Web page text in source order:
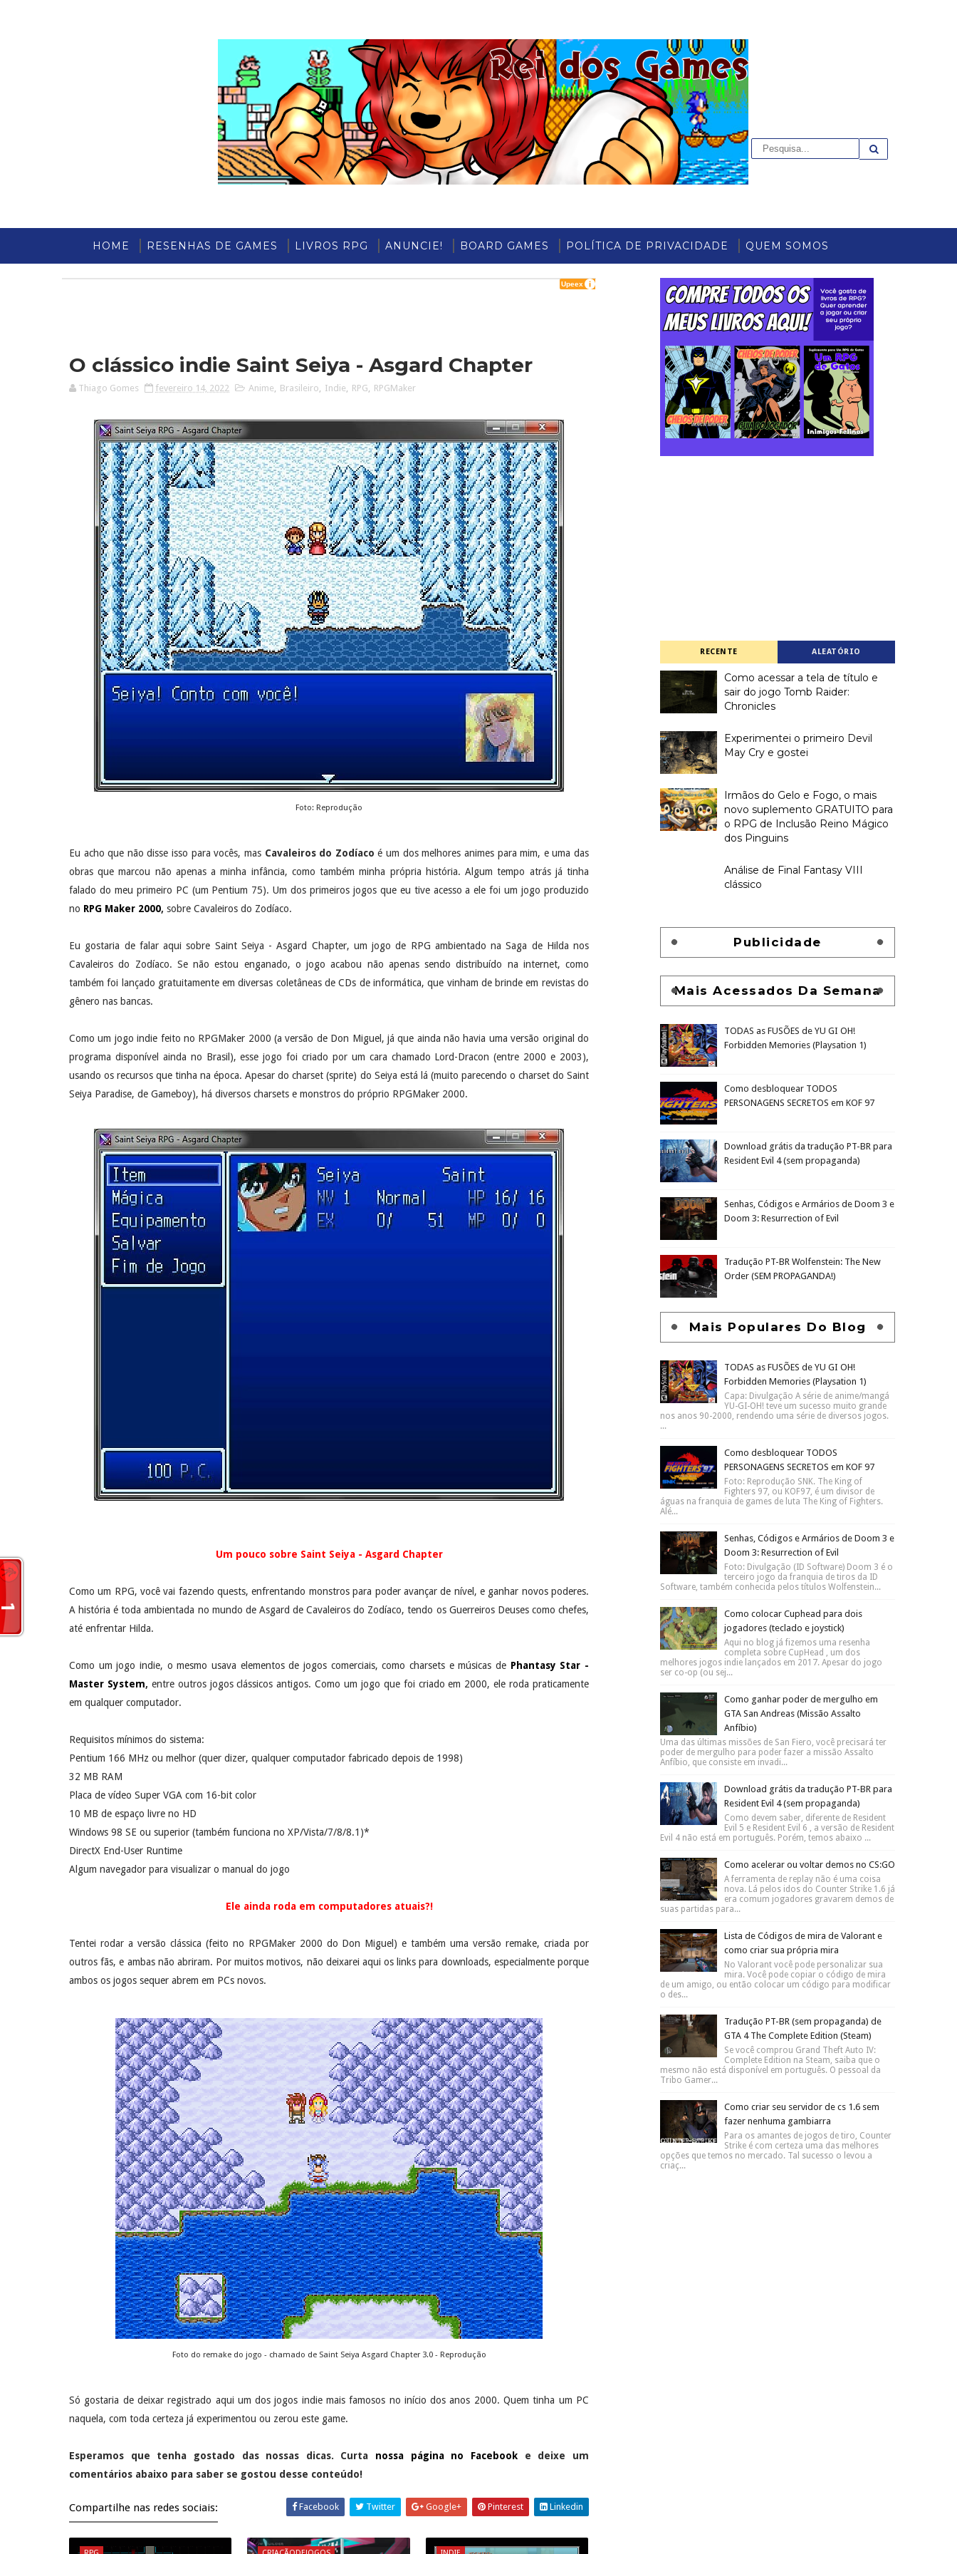
HOME RESENHAS DE GAMES LIVROS RPG ANUNCIE! BOARD GAMES POLÍTICA DE PRIVACIDADE QUEM SOMOS
O clássico indie Saint Seiya - Asgard Chapter
Thiago Gomes fevereiro 14, 2022 Anime Brasileiro Indie RPG RPGMaker
Foto: Reprodução
Eu acho que não disse isso para vocês, mas Cavaleiros do Zodíacoé um dos melhores animes para mim, e uma das
obras que marcou não apenas a minha infância, como também minha própria história. Algum tempo atrás já tinha
falado do meu primeiro PC (um Pentium 75). Um dos primeiros jogos que eu tive acesso a ele foi um jogo produzido
no RPG Maker 2000, sobre Cavaleiros do Zodíaco.
Eu gostaria de falar aqui sobre Saint Seiya - Asgard Chapter, um jogo de RPG ambientado na Saga de Hilda nos
Cavaleiros do Zodíaco. Se não estou enganado, o jogo acabou não apenas sendo distribuído na internet, como
também foi lançado gratuitamente em diversas coletâneas de CDs de informática, que vinham de brinde em revistas do
gênero nas bancas.
Como um jogo indie feito no RPGMaker 2000 (a versão de Don Miguel, já que ainda não havia uma versão original do
programa disponível ainda no Brasil), esse jogo foi criado por um cara chamado Lord-Dracon (entre 2000 e 2003),
usando os recursos que tinha na época. Apesar do charset (sprite) do Seiya está lá (muito parecendo o charset do Saint
Seiya Paradise, de Gameboy), há diversos charsets e monstros do próprio RPGMaker 2000.
Um pouco sobre Saint Seiya - Asgard Chapter
Como um RPG, você vai fazendo quests, enfrentando monstros para poder avançar de nível, e ganhar novos poderes.
A história é toda ambientada no mundo de Asgard de Cavaleiros do Zodíaco, tendo os Guerreiros Deuses como chefes,
até enfrentar Hilda.
Como um jogo indie, o mesmo usava elementos de jogos comerciais, como charsets e músicas de Phantasy Star -
Master System, entre outros jogos clássicos antigos. Como um jogo que foi criado em 2000, ele roda praticamente
em qualquer computador.
Requisitos mínimos do sistema:
Pentium 166 MHz ou melhor (quer dizer, qualquer computador fabricado depois de 1998)
32 MB RAM
Placa de vídeo Super VGA com 16-bit color
10 MB de espaço livre no HD
Windows 98 SE ou superior (também funciona no XP/Vista/7/8/8.1)*
DirectX End-User Runtime
Algum navegador para visualizar o manual do jogo
Ele ainda roda em computadores atuais?!
Tentei rodar a versão clássica (feito no RPGMaker 2000 do Don Miguel) e também uma versão remake, criada por
outros fãs, e ambas não abriram. Por muitos motivos, não deixarei aqui os links para downloads, especialmente porque
ambos os jogos sequer abrem em PCs novos.
Foto do remake do jogo - chamado de Saint Seiya Asgard Chapter 3.0 - Reprodução
Só gostaria de deixar registrado aqui um dos jogos indie mais famosos no início dos anos 2000. Quem tinha um PC
naquela, com toda certeza já experimentou ou zerou este game.
Esperamos que tenha gostado das nossas dicas. Curta nossa página no Facebook e deixe um
comentários abaixo para saber se gostou desse conteúdo!
Compartilhe nas redes sociais: Facebook Twitter Google+ Pinterest Linkedin
RECENTE ALEATÓRIO
Como acessar a tela de título e
sair do jogo Tomb Raider:
Chronicles
Experimentei o primeiro Devil
May Cry e gostei
Irmãos do Gelo e Fogo, o mais
novo suplemento GRATUITO para
o RPG de Inclusão Reino Mágico
dos Pinguins
Análise de Final Fantasy VIII
clássico
Publicidade
Mais Acessados Da Semana
TODAS as FUSÕES de YU GI OH!
Forbidden Memories (Playsation 1)
Como desbloquear TODOS
PERSONAGENS SECRETOS em KOF 97
Download grátis da tradução PT-BR para
Resident Evil 4 (sem propaganda)
Senhas, Códigos e Armários de Doom 3 e
Doom 3: Resurrection of Evil
Tradução PT-BR Wolfenstein: The New
Order (SEM PROPAGANDA!)
Mais Populares Do Blog
TODAS as FUSÕES de YU GI OH!
Forbidden Memories (Playsation 1)
Capa: Divulgação A série de anime/mangá
YU-GI-OH! teve um sucesso muito grande
nos anos 90-2000, rendendo uma série de diversos jogos.
...
Como desbloquear TODOS
PERSONAGENS SECRETOS em KOF 97
Foto: Reprodução SNK. The King of
Fighters 97, ou KOF97, é um divisor de
águas na franquia de games de luta The King of Fighters.
Alé...
Senhas, Códigos e Armários de Doom 3 e
Doom 3: Resurrection of Evil
Foto: Divulgação (ID Software) Doom 3 é o
terceiro jogo da franquia de tiros da ID
Software, também conhecida pelos títulos Wolfenstein...
Como colocar Cuphead para dois
jogadores (teclado e joystick)
Aqui no blog já fizemos uma resenha
completa sobre CupHead , um dos
melhores jogos indie lançados em 2017. Apesar do jogo
ser co-op (ou sej...
Como ganhar poder de mergulho em
GTA San Andreas (Missão Assalto
Anfíbio)
Uma das últimas missões de San Fiero, você precisará ter
poder de mergulho para poder fazer a missão Assalto
Anfíbio, que consiste em invadi...
Download grátis da tradução PT-BR para
Resident Evil 4 (sem propaganda)
Como devem saber, diferente de Resident
Evil 5 e Resident Evil 6 , a versão de Resident
Evil 4 não está em português. Porém, temos abaixo ...
Como acelerar ou voltar demos no CS:GO
A ferramenta de replay não é uma coisa
nova. Lá pelos idos do Counter Strike 1.6 já
era comum jogadores gravarem demos de
suas partidas para...
Lista de Códigos de mira de Valorant e
como criar sua própria mira
No Valorant você pode personalizar sua
mira. Você pode copiar o código de mira
de um amigo, ou então colocar um código para modificar
o des...
Tradução PT-BR (sem propaganda) de
GTA 4 The Complete Edition (Steam)
Se você comprou Grand Theft Auto IV:
Complete Edition na Steam, saiba que o
mesmo não está disponível em português. O pessoal da
Tribo Gamer...
Como criar seu servidor de cs 1.6 sem
fazer nenhuma gambiarra
Para os amantes de jogos de tiro, Counter
Strike é com certeza uma das melhores
opções que temos no mercado. Tal sucesso o levou a
criaç...